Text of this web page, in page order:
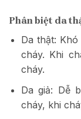
Phân biệt da
Da thật:
cháy. Khi
cháy.
Da giả: Dễ
cháy, khi